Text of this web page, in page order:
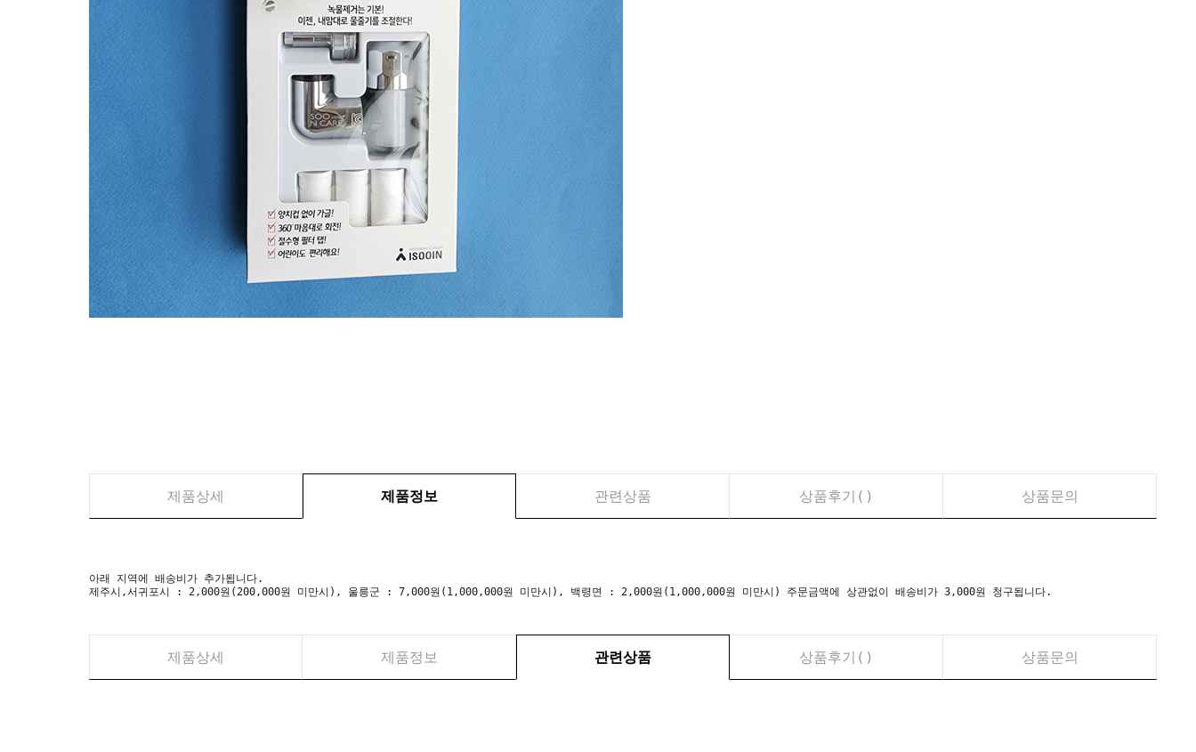
제품상세 제품정보 관련상품 상품후기( ) 상품문의
아래 지역에 배송비가 추가됩니다.
제주시,서귀포시 : 2,000원(200,000원 미만시), 울릉군 : 7,000원(1,000,000원 미만시), 백령면 : 2,000원(1,000,000원 미만시) 주문금액에 상관없이 배송비가 3,000원 청구됩니다.
제품상세 제품정보 관련상품 상품후기( ) 상품문의